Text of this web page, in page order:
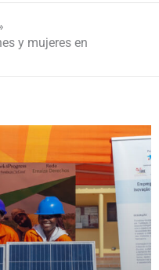
y mujeres en